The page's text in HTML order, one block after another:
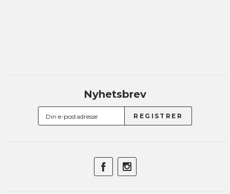
Nyhetsbrev